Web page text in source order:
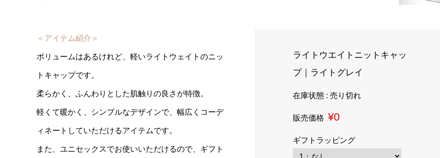
＜アイテム紹介＞
ボリュームはあるけれど、軽いライトウェイトのニッ
トキャップです。
柔らかく、ふんわりとした肌触りの良さが特徴。
軽くて暖かく、シンプルなデザインで、幅広くコーデ
ィネートしていただけるアイテムです。
また、ユニセックスでお使いいただけるので、ギフト
ライトウエイトニットキャッ
プ｜ライトグレイ
在庫状態 : 売り切れ
販売価格 ¥0
ギフトラッピング